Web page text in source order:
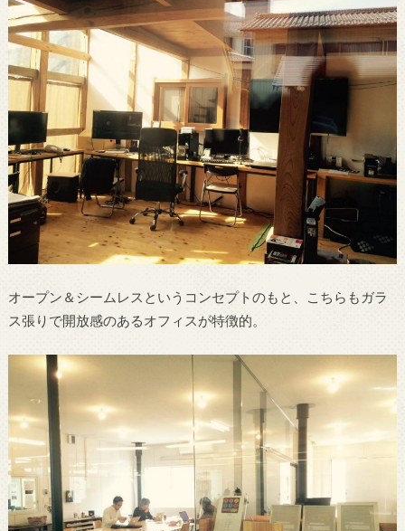
オープン＆シームレスというコンセプトのもと、こちらもガラ
ス張りで開放感のあるオフィスが特徴的。